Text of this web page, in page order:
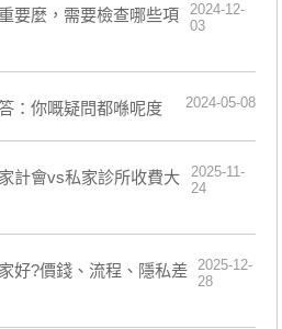
要麼，需要檢查哪些項
2024-12-
03
：你嘅疑問都喺呢度 2024-05-08
計會vs私家診所收費大
2025-11-
24
好?價錢、流程、隱私差
2025-12-
28